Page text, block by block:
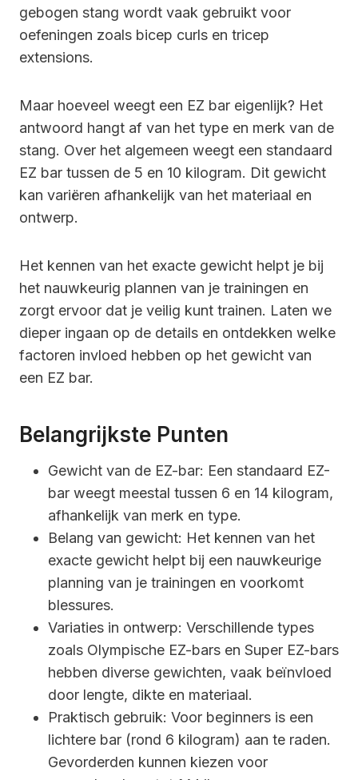
gebogen stang wordt vaak gebruikt voor
oefeningen zoals bicep curls en tricep
extensions.
Maar hoeveel weegt een EZ bar eigenlijk? Het
antwoord hangt af van het type en merk van de
stang. Over het algemeen weegt een standaard
EZ bar tussen de 5 en 10 kilogram. Dit gewicht
kan variëren afhankelijk van het materiaal en
ontwerp.
Het kennen van het exacte gewicht helpt je bij
het nauwkeurig plannen van je trainingen en
zorgt ervoor dat je veilig kunt trainen. Laten we
dieper ingaan op de details en ontdekken welke
factoren invloed hebben op het gewicht van
een EZ bar.
Belangrijkste Punten
Gewicht van de EZ-bar: Een standaard EZ-
bar weegt meestal tussen 6 en 14 kilogram,
afhankelijk van merk en type.
Belang van gewicht: Het kennen van het
exacte gewicht helpt bij een nauwkeurige
planning van je trainingen en voorkomt
blessures.
Variaties in ontwerp: Verschillende types
zoals Olympische EZ-bars en Super EZ-bars
hebben diverse gewichten, vaak beïnvloed
door lengte, dikte en materiaal.
Praktisch gebruik: Voor beginners is een
lichtere bar (rond 6 kilogram) aan te raden.
Gevorderden kunnen kiezen voor